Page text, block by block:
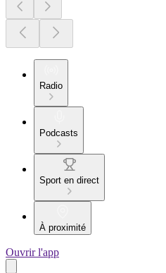
Radio
Podcasts
Sport en direct
À proximité
Ouvrir l'app